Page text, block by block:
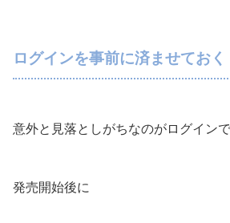
ログインを事前に済ませておく
意外と見落としがちなのがログインで
発売開始後に